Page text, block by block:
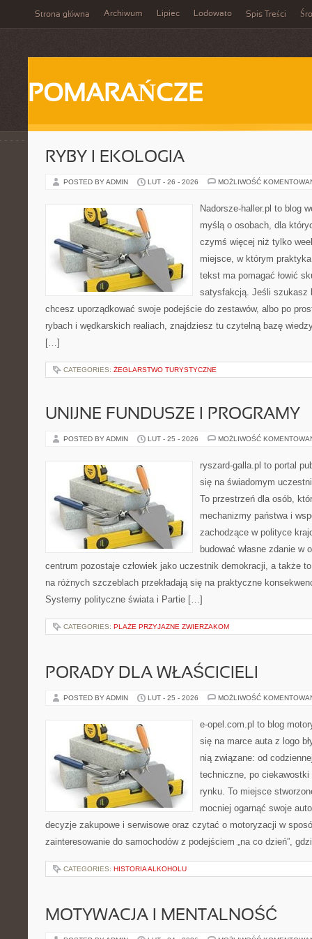
Strona główna Archiwum Lipiec Lodowato Spis Treści
POMARAŃCZE
RYBY I EKOLOGIA
POSTED BY ADMIN LUT - 26 - 2026 MOŻLIWOŚĆ
Nadorsze-haller.pl to blog
myślą o osobach, dla
czymś więcej niż tylko
miejsce, w którym
tekst ma pomagać łowić
satysfakcją. Jeśli szukasz
chcesz uporządkować swoje podejście do zestawów, albo po
rybach i wędkarskich realiach, znajdziesz tu czytelną bazę
[…]
CATEGORIES: ŻEGLARSTWO TURYSTYCZNE
UNIJNE FUNDUSZE I PROGRAMY
POSTED BY ADMIN LUT - 25 - 2026 MOŻLIWOŚĆ
ryszard-galla.pl to portal
się na świadomym
To przestrzeń dla osób,
mechanizmy państwa i
zachodzące w polityce
budować własne zdanie
centrum pozostaje człowiek jako uczestnik demokracji, a także
na różnych szczeblach przekładają się na praktyczne
Systemy polityczne świata i Partie […]
CATEGORIES: PLAŻE PRZYJAZNE ZWIERZAKOM
PORADY DLA WŁAŚCICIELI
POSTED BY ADMIN LUT - 25 - 2026 MOŻLIWOŚĆ
e-opel.com.pl to blog
się na marce auta z logo
nią związane: od
techniczne, po
rynku. To miejsce
mocniej ogarnąć swoje
decyzje zakupowe i serwisowe oraz czytać o motoryzacji w
zainteresowanie do samochodów z podejściem „na co dzień”,
CATEGORIES: HISTORIA ALKOHOLU
MOTYWACJA I MENTALNOŚĆ